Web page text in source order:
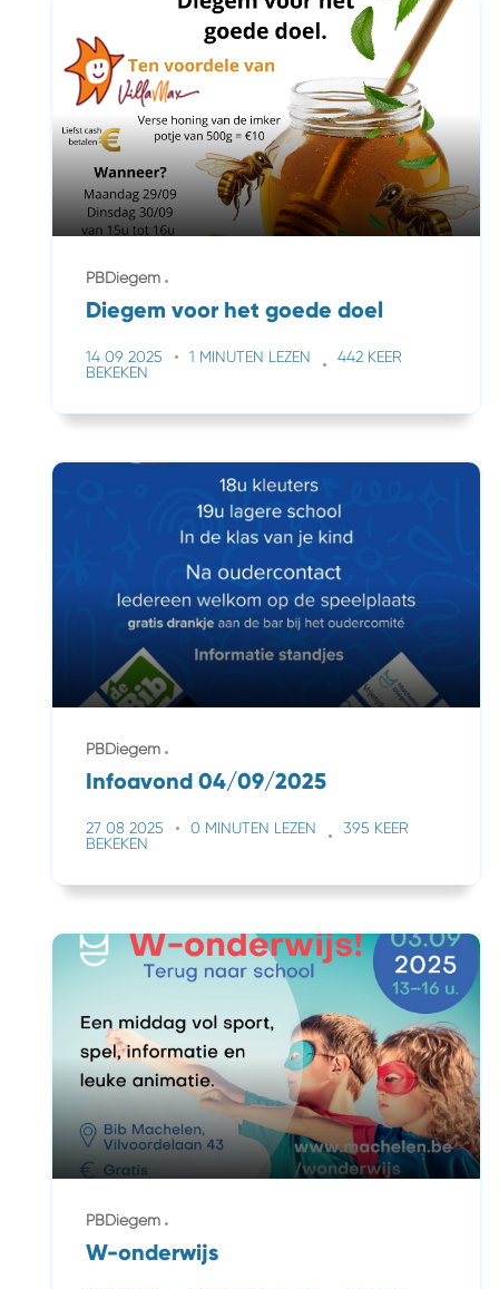
PBDiegem
Diegem voor het goede doel
14 09 2025 1 MINUTEN LEZEN
442 KEER
BEKEKEN
PBDiegem
Infoavond 04/09/2025
27 08 2025 0 MINUTEN LEZEN
395 KEER
BEKEKEN
PBDiegem
W-onderwijs